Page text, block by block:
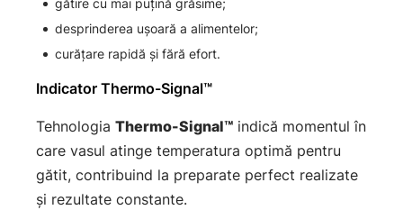
gătire cu mai puțină grăsime;
desprinderea ușoară a alimentelor;
curățare rapidă și fără efort.
Indicator Thermo-Signal™
Tehnologia Thermo-Signal™ indică momentul în
care vasul atinge temperatura optimă pentru
gătit, contribuind la preparate perfect realizate
și rezultate constante.